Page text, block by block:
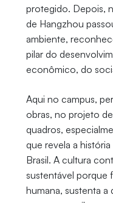
protegido. Depois,
de Hangzhou
ambiente,
pilar do
econômico, do
Aqui no campus,
obras, no projeto
quadros,
que revela a
Brasil. A cultura
sustentável porque
humana, sustenta a